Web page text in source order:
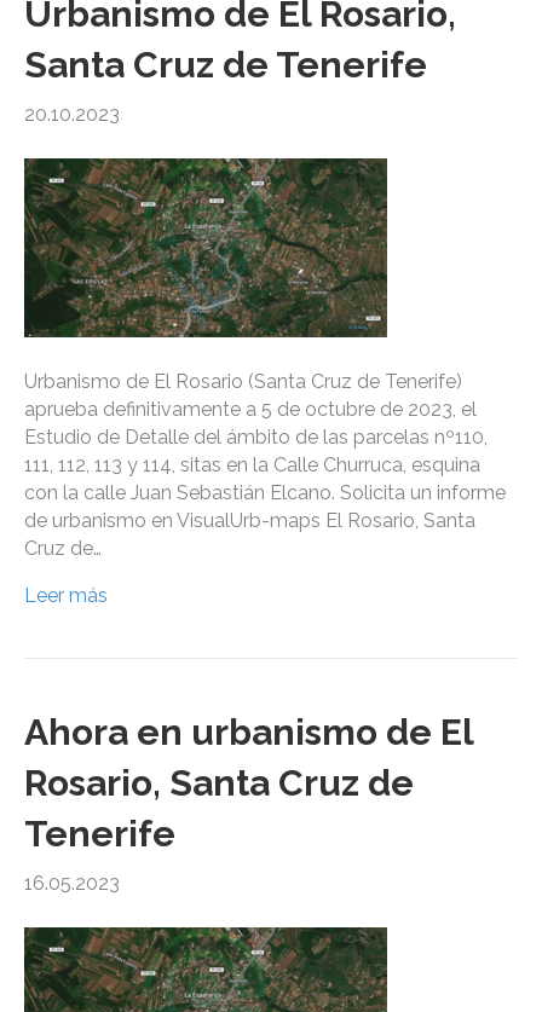
Urbanismo de El Rosario,
Santa Cruz de Tenerife
20.10.2023
Urbanismo de El Rosario (Santa Cruz de Tenerife)
aprueba definitivamente a 5 de octubre de 2023, el
Estudio de Detalle del ámbito de las parcelas nº110,
111, 112, 113 y 114, sitas en la Calle Churruca, esquina
con la calle Juan Sebastián Elcano. Solicita un informe
de urbanismo en VisualUrb-maps El Rosario, Santa
Cruz de…
Leer más
Ahora en urbanismo de El
Rosario, Santa Cruz de
Tenerife
16.05.2023